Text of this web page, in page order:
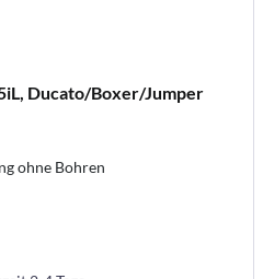
Ducato/Boxer/Jumper
ohne Bohren